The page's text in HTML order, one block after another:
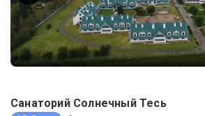
Санаторий Солнечный Тесь